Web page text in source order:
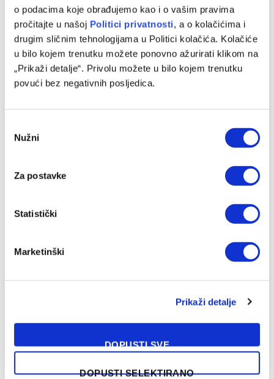
o podacima koje obrađujemo kao i o vašim pravima
pročitajte u našoj Politici privatnosti, a o kolačićima i
drugim sličnim tehnologijama u Politici kolačića. Kolačiće
u bilo kojem trenutku možete ponovno ažurirati klikom na
„Prikaži detalje“. Privolu možete u bilo kojem trenutku
povući bez negativnih posljedica.
Selection
Nužni
Za postavke
Statistički
Marketinški
Prikaži detalje
DOPUSTI SVE
DOPUSTI SELEKTIRANO
Nakon Muharemovića i Wilsona: Leeds doveo treće
pojačanje i oborio rekord
07/08/2026
Barcelona preotima kapitena Španije ljutom rivalu